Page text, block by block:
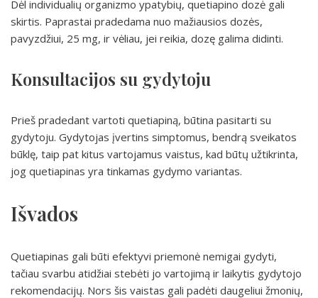
Dėl individualių organizmo ypatybių, quetiapino dozė gali
skirtis. Paprastai pradedama nuo mažiausios dozės,
pavyzdžiui, 25 mg, ir vėliau, jei reikia, dozę galima didinti.
Konsultacijos su gydytoju
Prieš pradedant vartoti quetiapiną, būtina pasitarti su
gydytoju. Gydytojas įvertins simptomus, bendrą sveikatos
būklę, taip pat kitus vartojamus vaistus, kad būtų užtikrinta,
jog quetiapinas yra tinkamas gydymo variantas.
Išvados
Quetiapinas gali būti efektyvi priemonė nemigai gydyti,
tačiau svarbu atidžiai stebėti jo vartojimą ir laikytis gydytojo
rekomendacijų. Nors šis vaistas gali padėti daugeliui žmonių,